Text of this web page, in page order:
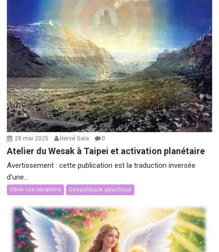
28 mai 2025 Hervé Gaïa 0
Atelier du Wesak à Taipei et activation planétaire
Avertissement : cette publication est la traduction inversée
d’une...
Elève nos vibrations Géopolitique galactique